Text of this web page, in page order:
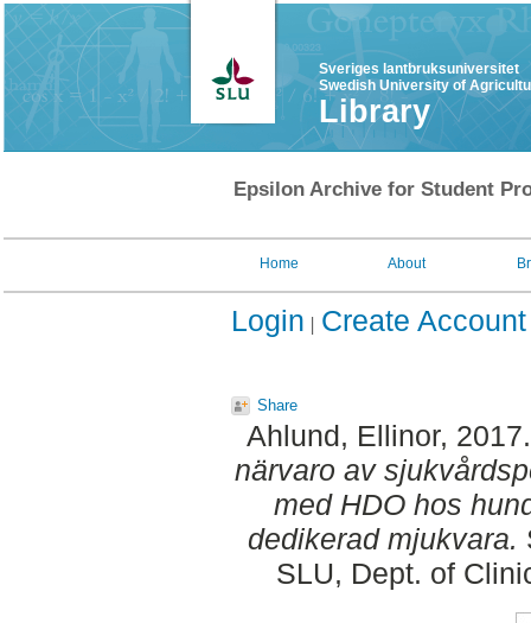
Sveriges lantbruksuniversitet
Swedish University of
Library
Epsilon Archive for Student
Home About
Login Create Account
Share
Ahlund, Ellinor,
närvaro av
med HDO hos
dedikerad mjukvara.
SLU, Dept. of